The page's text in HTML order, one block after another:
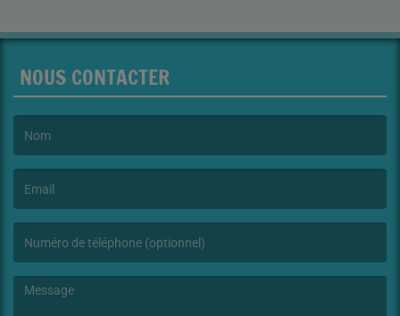
NOUS CONTACTER